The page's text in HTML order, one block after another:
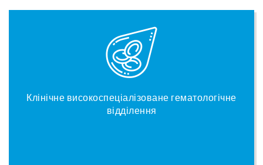
Клінічне високоспеціалізоване гематологічне
відділення